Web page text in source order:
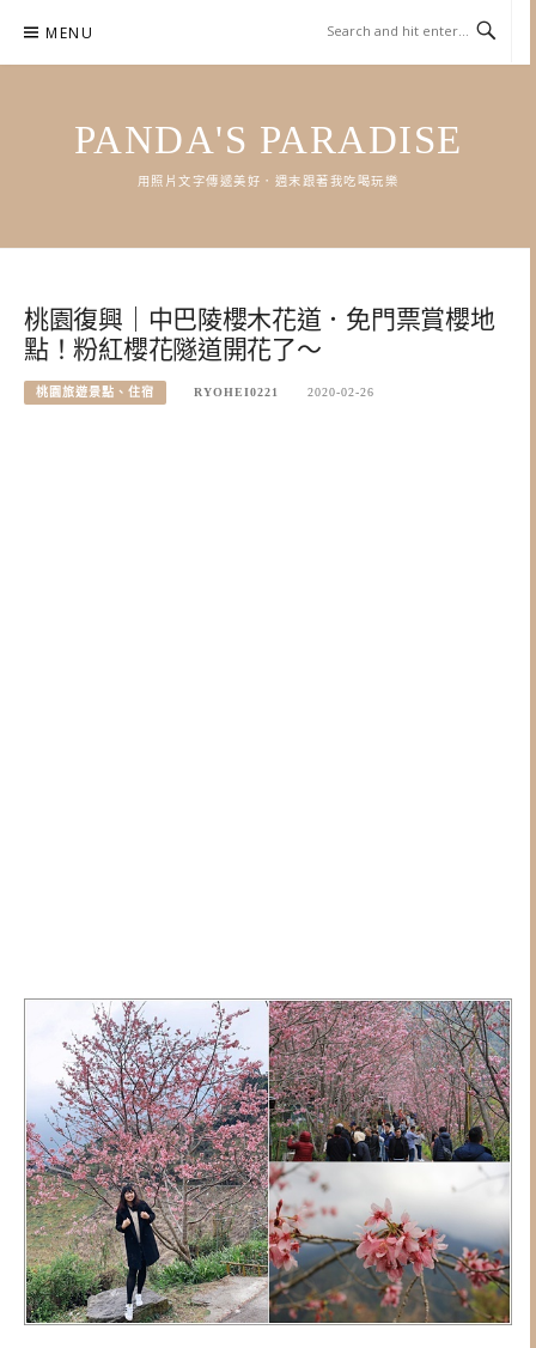
content
MENU
PANDA'S PARADISE
用照片文字傳遞美好．週末跟著我吃喝玩樂
桃園復興｜中巴陵櫻木花道．免門票賞櫻地
點！粉紅櫻花隧道開花了～
桃園旅遊景點、住宿 RYOHEI0221 2020-02-26